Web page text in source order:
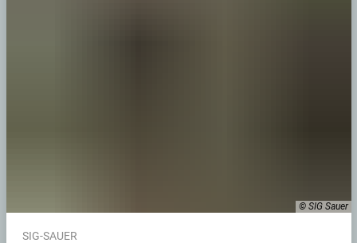
© SIG Sauer
SIG-SAUER